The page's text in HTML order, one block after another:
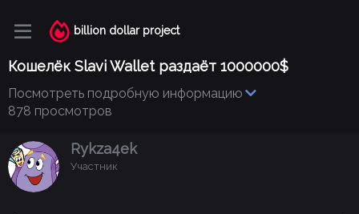
billion dollar project
Кошелёк Slavi Wallet раздаёт 1000000$
Посмотреть подробную информацию
878 просмотров
Rykza4ek
Участник